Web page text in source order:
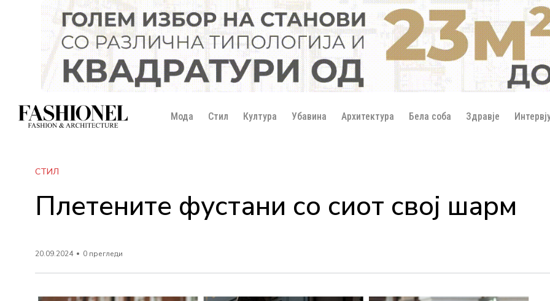
Мода Стил Култура Убавина Архитектура Бела соба Здравје
СТИЛ
Плетените фустани со сиот свој шарм
20.09.2024 0 прегледи